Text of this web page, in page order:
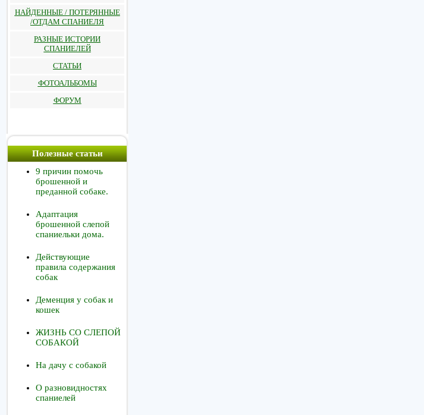
НАЙДЕННЫЕ / ПОТЕРЯННЫЕ
/ОТДАМ СПАНИЕЛЯ
РАЗНЫЕ ИСТОРИИ
СПАНИЕЛЕЙ
СТАТЬИ
ФОТОАЛЬБОМЫ
ФОРУМ
Полезные статьи
9 причин помочь
брошенной и
преданной собаке.
Адаптация
брошенной слепой
спаниельки дома.
Действующие
правила содержания
собак
Деменция у собак и
кошек
ЖИЗНЬ СО СЛЕПОЙ
СОБАКОЙ
На дачу с собакой
О разновидностях
спаниелей